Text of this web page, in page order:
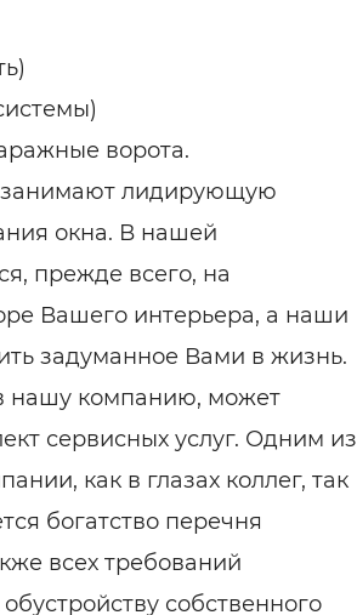
ворота.
лидирующую
окна. В нашей
прежде всего, на
Вашего интерьера, а наши
задуманное Вами в жизнь.
нашу компанию, может
сервисных услуг. Одним из
как в глазах коллег, так
богатство перечня
всех требований
собственного